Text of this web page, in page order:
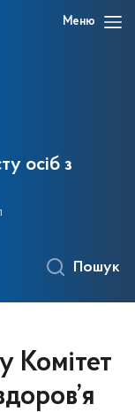
Меню
осіб з
Пошук
Комітет